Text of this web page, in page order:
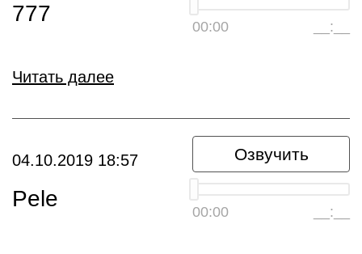
00:00 __:__
777
Читать далее
Озвучить
00:00 __:__
04.10.2019 18:57
Pele